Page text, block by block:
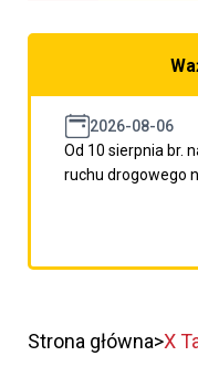
2026-08-06
Od 10 sierpnia br.
ruchu drogowego
porzpedniego
Strona główna X